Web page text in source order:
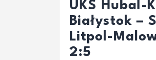
UKS Hubal-
Białystok –
Litpol-
2:5